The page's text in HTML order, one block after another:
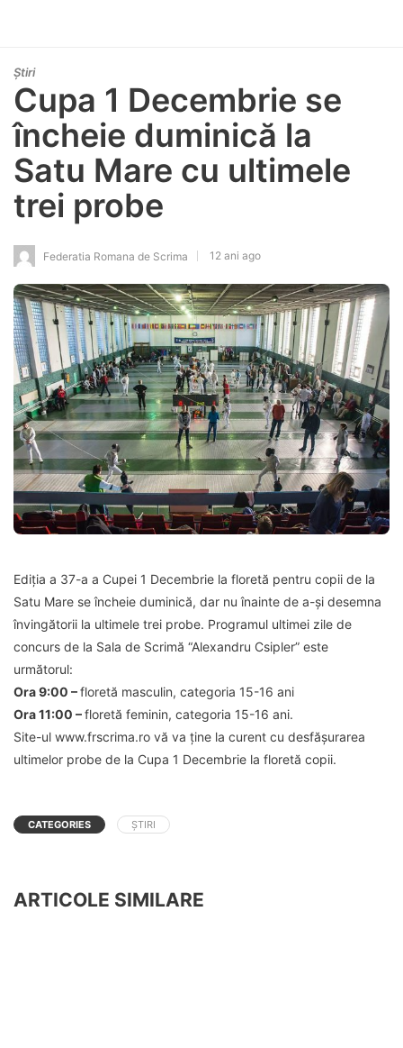
Știri
Cupa 1 Decembrie se
încheie duminică la
Satu Mare cu ultimele
trei probe
Federatia Romana de Scrima 12 ani ago
Ediția a 37-a a Cupei 1 Decembrie la floretă pentru copii de la
Satu Mare se încheie duminică, dar nu înainte de a-și desemna
învingătorii la ultimele trei probe. Programul ultimei zile de
concurs de la Sala de Scrimă “Alexandru Csipler” este
următorul:
Ora 9:00 –floretă masculin, categoria 15-16 ani
Ora 11:00 –floretă feminin, categoria 15-16 ani.
Site-ul www.frscrima.ro vă va ține la curent cu desfășurarea
ultimelor probe de la Cupa 1 Decembrie la floretă copii.
CATEGORIES ȘTIRI
ARTICOLE SIMILARE